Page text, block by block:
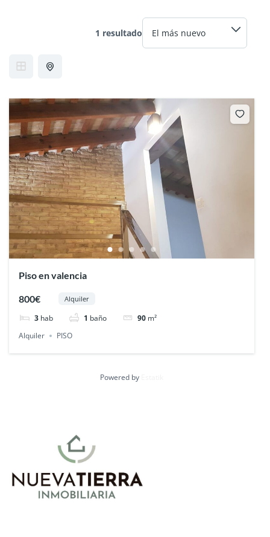
1 resultado
Piso en valencia
800€ Alquiler
3 hab 1 baño 90 m²
Alquiler
PISO
Powered by